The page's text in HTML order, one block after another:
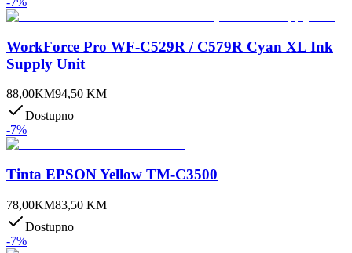
WorkForce Pro WF-C529R / C579R Cyan XL Ink
Supply Unit
88,00KM94,50 KM
Dostupno
-7%
Tinta EPSON Yellow TM-C3500
78,00KM83,50 KM
Dostupno
-7%